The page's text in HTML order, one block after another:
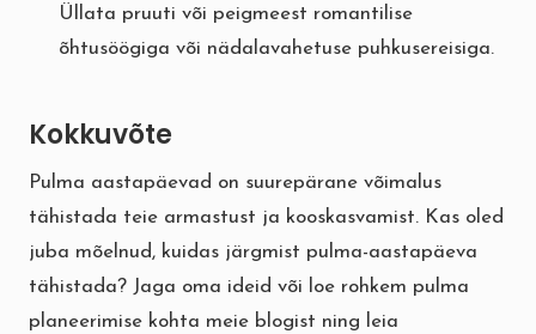
Üllata pruuti või peigmeest romantilise
õhtusöögiga või nädalavahetuse puhkusereisiga.
Kokkuvõte
Pulma aastapäevad on suurepärane võimalus
tähistada teie armastust ja kooskasvamist. Kas oled
juba mõelnud, kuidas järgmist pulma-aastapäeva
tähistada? Jaga oma ideid või loe rohkem pulma
planeerimise kohta meie blogist ning leia